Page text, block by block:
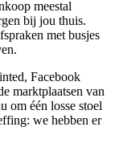
meestal
bij jou thuis.
met busjes
Facebook
marktplaatsen van
om één losse stoel
we hebben er